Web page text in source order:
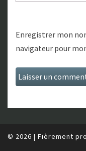
Enregistrer mon
navigateur pour
© 2026 | Fièrement